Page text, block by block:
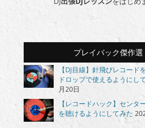
プレイバック傑作選
【DJ目線】針飛びレコード
ドロップで使えるようにし
月20日
【レコードハック】センタ
を聴けるようにしてみた